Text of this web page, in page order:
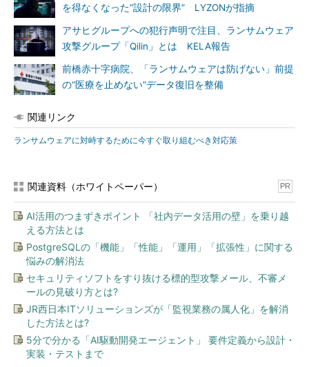
を得なくなった“設計の限界” LYZONが指摘
アサヒグループへの犯行声明で注目、ランサムウェア
攻撃グループ「Qilin」とは KELA報告
前橋赤十字病院、「ランサムウェアは防げない」前提
の“医療を止めない”データ復旧を整備
関連リンク
ランサムウェアに対峙するために今すぐ取り組むべき対応策
関連資料（ホワイトペーパー） PR
AI活用のつまずきポイント 「社内データ活用の壁」を乗り越
える方法とは
PostgreSQLの「機能」「性能」「運用」「拡張性」に関する
悩みの解消法
セキュリティソフトをすり抜ける標的型攻撃メール、不審メ
ールの見破り方とは?
JR西日本ITソリューションズが「監視業務の属人化」を解消
した方法とは?
5分で分かる「AI駆動開発エージェント」 要件定義から設計・
実装・テストまで